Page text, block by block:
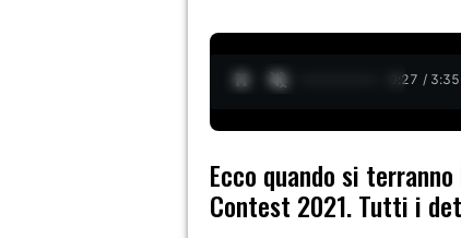
0:28 / 3:35
Ecco quando si
Contest 2021. Tutti i